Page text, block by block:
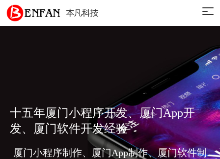
十五年厦门小程序开发、厦门App开
发、厦门软件开发经验
厦门小程序制作、厦门App制作、厦门软件制